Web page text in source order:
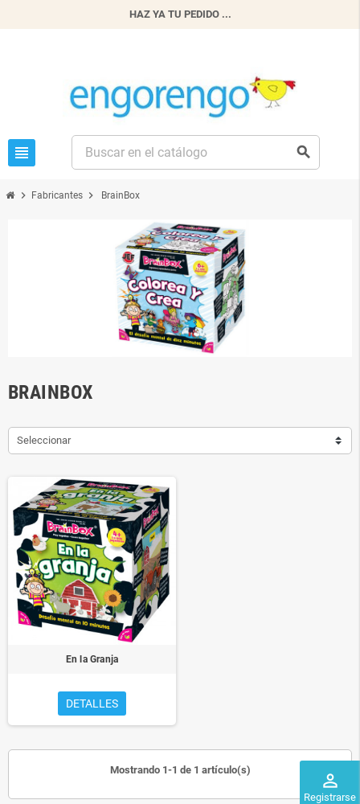
HAZ YA TU PEDIDO ...
view_headline search
perm_identity
Registrarse
chevron_right Fabricantes chevron_right BrainBox
BRAINBOX
Seleccionar
En la Granja
DETALLES
Mostrando 1-1 de 1 artículo(s)